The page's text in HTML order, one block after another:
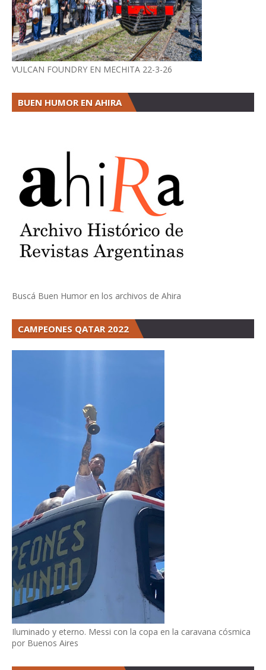
VULCAN FOUNDRY EN MECHITA 22-3-26
BUEN HUMOR EN AHIRA
Buscá Buen Humor en los archivos de Ahira
CAMPEONES QATAR 2022
Iluminado y eterno. Messi con la copa en la caravana cósmica
por Buenos Aires